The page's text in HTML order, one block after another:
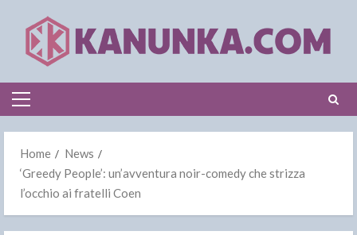
content
Primary
Home
News
‘Greedy People’: un’avventura noir-comedy che strizza
l’occhio ai fratelli Coen